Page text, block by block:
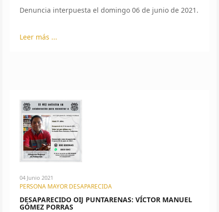
Denuncia interpuesta el domingo 06 de junio de 2021.
Leer más ...
04 Junio 2021
PERSONA MAYOR DESAPARECIDA
DESAPARECIDO OIJ PUNTARENAS: VÍCTOR MANUEL
GÓMEZ PORRAS